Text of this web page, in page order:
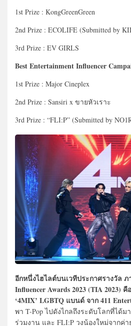
1st Prize : KongGreenGreen
2nd Prize : ECOLIFE (Submitted by
3rd Prize : EV GIRLS
Best Entertainment Influencer
1st Prize : Major Cineplex
2nd Prize : Sansiri x ขายหัวเราะ
3rd Prize : “FLI:P” (Submitted by
อีกหนึ่งไฮไลต์บนเวทีประกาศรางวัล ภ
Influencer Awards 2023 (TIA 2023)
‘4MIX’ LGBTQ แบนด์ จาก 411
พา T-Pop ไปดังไกลถึงระดับโลกที่ได้
ร่วมงาน และ FLI:P วงน้องใหม่จากค่